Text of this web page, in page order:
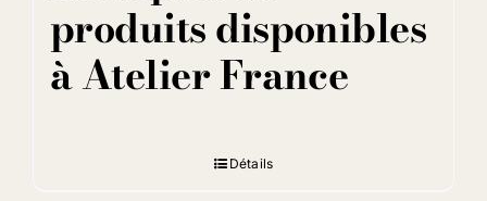
produits disponibles
à Atelier France
Détails